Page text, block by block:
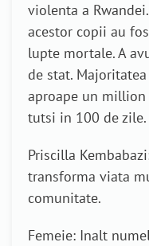
violenta a
acestor copii au
lupte mortale. A
de stat.
aproape un
tutsi in 100 de zile.
Priscilla
transforma viata
comunitate.
Femeie: Inalt